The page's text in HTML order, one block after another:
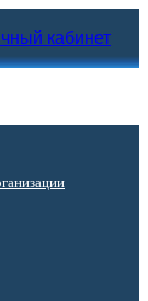
кабинет